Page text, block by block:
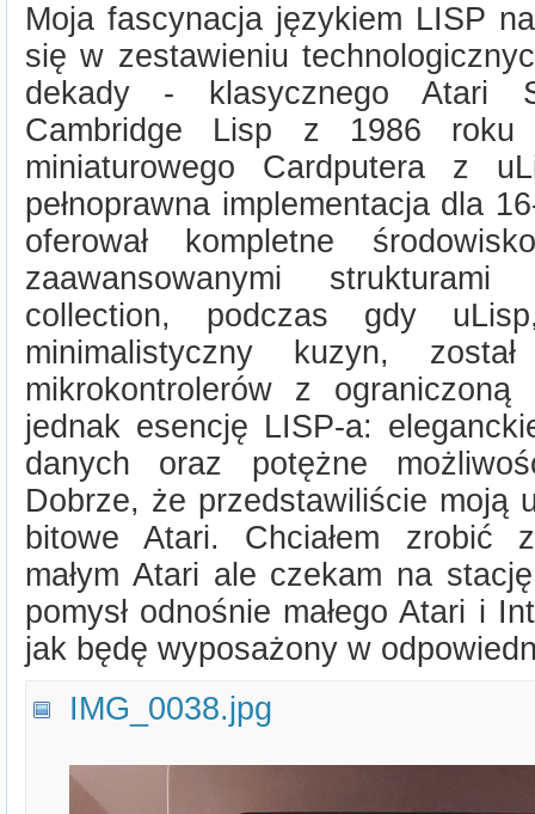
Moja fascynacja językiem LISP
się w zestawieniu
dekady - klasycznego Atari
Cambridge Lisp z 1986 roku
miniaturowego Cardputera z
pełnoprawna implementacja dla
oferował kompletne
zaawansowanymi
collection, podczas gdy
minimalistyczny kuzyn,
mikrokontrolerów z ograniczoną
jednak esencję LISP-a:
danych oraz potężne
Dobrze, że przedstawiliście moją
bitowe Atari. Chciałem zrobić
małym Atari ale czekam na
pomysł odnośnie małego Atari i
jak będę wyposażony w
IMG_0038.jpg